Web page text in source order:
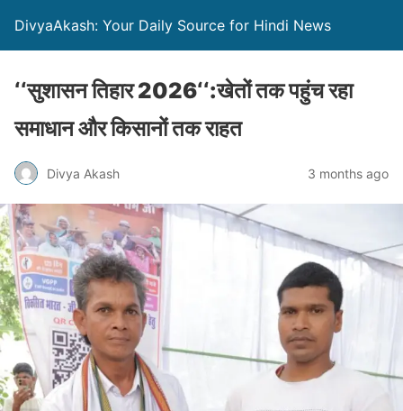
DivyaAkash: Your Daily Source for Hindi News
‘‘सुशासन तिहार 2026‘‘:खेतों तक पहुंच रहा
समाधान और किसानों तक राहत
Divya Akash 3 months ago